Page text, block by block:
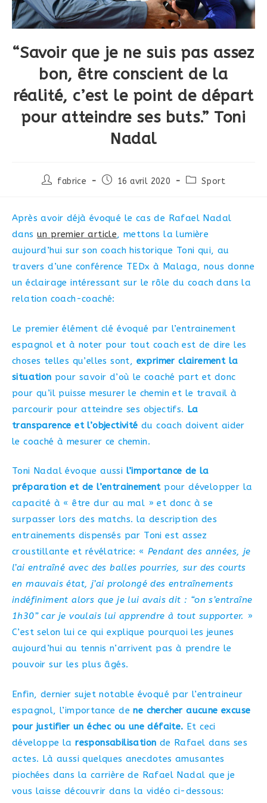
“Savoir que je ne suis pas assez
bon, être conscient de la
réalité, c’est le point de départ
pour atteindre ses buts.” Toni
Nadal
Auteur/autrice
publication :
fabrice
Post16 avril 2020
PostSport
Après avoir déjà évoqué le cas de Rafael Nadal
dans un premier article, mettons la lumière
aujourd’hui sur son coach historique Toni qui, au
travers d’une conférence TEDx à Malaga, nous donne
un éclairage intéressant sur le rôle du coach dans la
relation coach-coaché:
Le premier élément clé évoqué par l’entrainement
espagnol et à noter pour tout coach est de dire les
choses telles qu’elles sont, exprimer clairement la
situation pour savoir d’où le coaché part et donc
pour qu’il puisse mesurer le chemin et le travail à
parcourir pour atteindre ses objectifs. La
transparence et l’objectivité du coach doivent aider
le coaché à mesurer ce chemin.
Toni Nadal évoque aussi l’importance de la
préparation et de l’entrainementpour développer la
capacité à « être dur au mal » et donc à se
surpasser lors des matchs. la description des
entrainements dispensés par Toni est assez
croustillante et révélatrice: « Pendant des années, je
l’ai entraîné avec des balles pourries, sur des courts
en mauvais état, j’ai prolongé des entraînements
indéfiniment alors que je lui avais dit : “on s’entraîne
1h30” car je voulais lui apprendre à tout supporter. »
C’est selon lui ce qui explique pourquoi les jeunes
aujourd’hui au tennis n’arrivent pas à prendre le
pouvoir sur les plus âgés.
Enfin, dernier sujet notable évoqué par l’entraineur
espagnol, l’importance dene chercher aucune excuse
pour justifier un échec ou une défaite. Et ceci
développe laresponsabilisation de Rafael dans ses
actes. Là aussi quelques anecdotes amusantes
piochées dans la carrière de Rafael Nadal que je
vous laisse découvrir dans la vidéo ci-dessous: